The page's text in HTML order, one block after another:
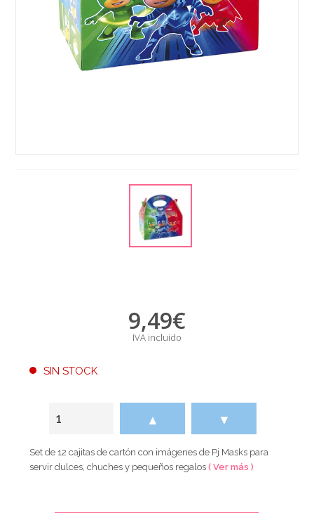
9,49€
IVA incluido
SIN STOCK
▲ ▼
Set de 12 cajitas de cartón con imágenes de Pj Masks para
servir dulces, chuches y pequeños regalos( Ver más )